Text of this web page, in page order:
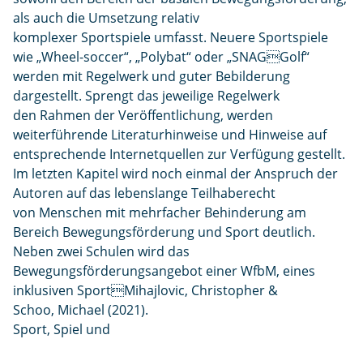
als auch die Umsetzung relativ
komplexer Sportspiele umfasst. Neuere Sportspiele
wie „Wheel-soccer“, „Polybat“ oder „SNAGGolf“
werden mit Regelwerk und guter Bebilderung
dargestellt. Sprengt das jeweilige Regelwerk
den Rahmen der Veröffentlichung, werden
weiterführende Literaturhinweise und Hinweise auf
entsprechende Internetquellen zur Verfügung gestellt.
Im letzten Kapitel wird noch einmal der Anspruch der
Autoren auf das lebenslange Teilhaberecht
von Menschen mit mehrfacher Behinderung am
Bereich Bewegungsförderung und Sport deutlich.
Neben zwei Schulen wird das
Bewegungsförderungsangebot einer WfbM, eines
inklusiven SportMihajlovic, Christopher &
Schoo, Michael (2021).
Sport, Spiel und